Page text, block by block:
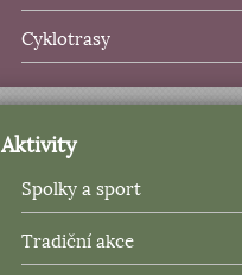
Cyklotrasy
Aktivity
Spolky a sport
Tradiční akce